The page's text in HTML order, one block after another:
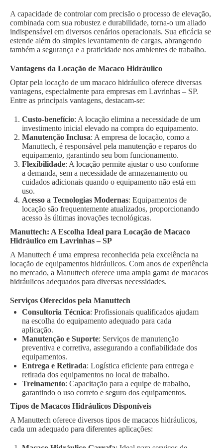
A capacidade de controlar com precisão o processo de elevação,
combinada com sua robustez e durabilidade, torna-o um aliado
indispensável em diversos cenários operacionais. Sua eficácia se
estende além do simples levantamento de cargas, abrangendo
também a segurança e a praticidade nos ambientes de trabalho.
Vantagens da Locação de Macaco Hidráulico
Optar pela locação de um macaco hidráulico oferece diversas
vantagens, especialmente para empresas em Lavrinhas – SP.
Entre as principais vantagens, destacam-se:
Custo-benefício: A locação elimina a necessidade de um
investimento inicial elevado na compra do equipamento.
Manutenção Inclusa: A empresa de locação, como a
Manuttech, é responsável pela manutenção e reparos do
equipamento, garantindo seu bom funcionamento.
Flexibilidade: A locação permite ajustar o uso conforme
a demanda, sem a necessidade de armazenamento ou
cuidados adicionais quando o equipamento não está em
uso.
Acesso a Tecnologias Modernas: Equipamentos de
locação são frequentemente atualizados, proporcionando
acesso às últimas inovações tecnológicas.
Manuttech: A Escolha Ideal para Locação de Macaco
Hidráulico em Lavrinhas – SP
A Manuttech é uma empresa reconhecida pela excelência na
locação de equipamentos hidráulicos. Com anos de experiência
no mercado, a Manuttech oferece uma ampla gama de macacos
hidráulicos adequados para diversas necessidades.
Serviços Oferecidos pela Manuttech
Consultoria Técnica: Profissionais qualificados ajudam
na escolha do equipamento adequado para cada
aplicação.
Manutenção e Suporte: Serviços de manutenção
preventiva e corretiva, assegurando a confiabilidade dos
equipamentos.
Entrega e Retirada: Logística eficiente para entrega e
retirada dos equipamentos no local de trabalho.
Treinamento: Capacitação para a equipe de trabalho,
garantindo o uso correto e seguro dos equipamentos.
Tipos de Macacos Hidráulicos Disponíveis
A Manuttech oferece diversos tipos de macacos hidráulicos,
cada um adequado para diferentes aplicações: